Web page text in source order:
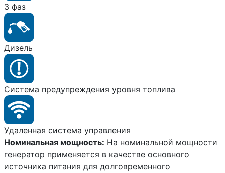
3 фаз
Дизель
Система предупреждения уровня топлива
Удаленная система управления
Номинальная мощность: На номинальной мощности
генератор применяется в качестве основного
источника питания для долговременного